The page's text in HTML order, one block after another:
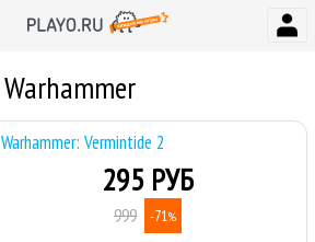
Warhammer
Warhammer: Vermintide 2
295 РУБ
999 -71%